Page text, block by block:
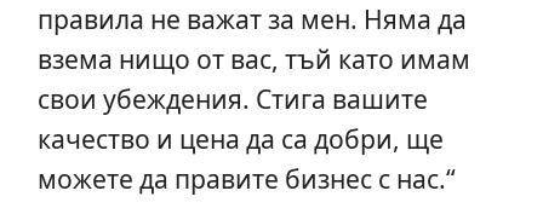
правила не важат за мен. Няма да
взема нищо от вас, тъй като имам
свои убеждения. Стига вашите
качество и цена да са добри, ще
можете да правите бизнес с нас.“